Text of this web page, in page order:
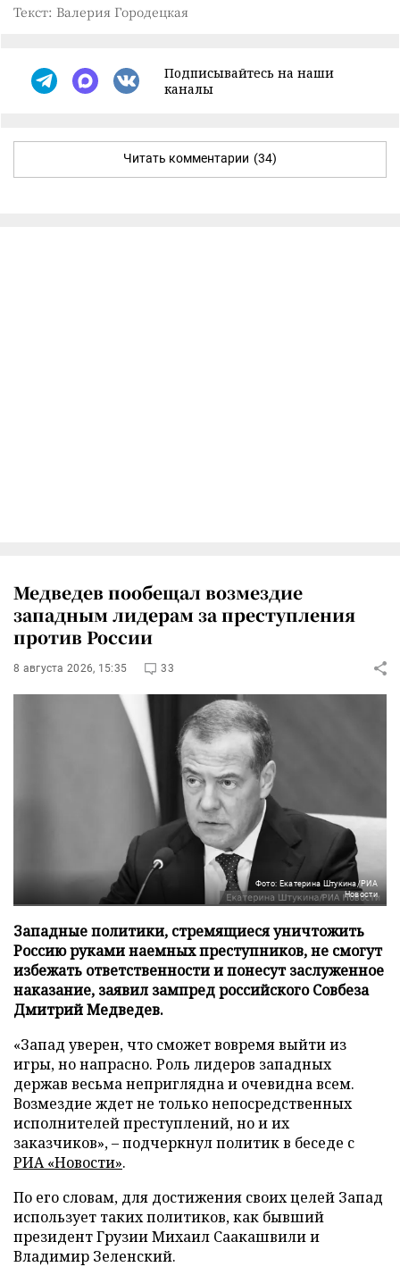
Текст: Валерия Городецкая
Подписывайтесь на наши
каналы
Читать комментарии (34)
Медведев пообещал возмездие
западным лидерам за преступления
против России
8 августа 2026, 15:35 33
Фото: Екатерина Штукина/РИА
Новости
Западные политики, стремящиеся уничтожить
Россию руками наемных преступников, не смогут
избежать ответственности и понесут заслуженное
наказание, заявил зампред российского Совбеза
Дмитрий Медведев.
«Запад уверен, что сможет вовремя выйти из
игры, но напрасно. Роль лидеров западных
держав весьма неприглядна и очевидна всем.
Возмездие ждет не только непосредственных
исполнителей преступлений, но и их
заказчиков», – подчеркнул политик в беседе с
РИА «Новости».
По его словам, для достижения своих целей Запад
использует таких политиков, как бывший
президент Грузии Михаил Саакашвили и
Владимир Зеленский.